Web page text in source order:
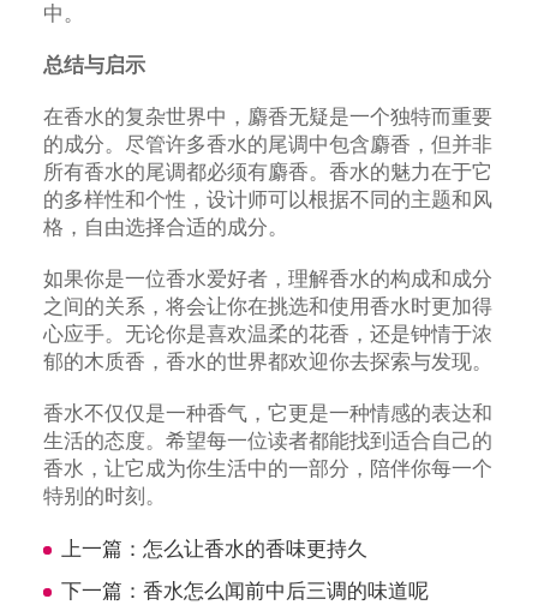
中。
总结与启示
在香水的复杂世界中，麝香无疑是一个独特而重要
的成分。尽管许多香水的尾调中包含麝香，但并非
所有香水的尾调都必须有麝香。香水的魅力在于它
的多样性和个性，设计师可以根据不同的主题和风
格，自由选择合适的成分。
如果你是一位香水爱好者，理解香水的构成和成分
之间的关系，将会让你在挑选和使用香水时更加得
心应手。无论你是喜欢温柔的花香，还是钟情于浓
郁的木质香，香水的世界都欢迎你去探索与发现。
香水不仅仅是一种香气，它更是一种情感的表达和
生活的态度。希望每一位读者都能找到适合自己的
香水，让它成为你生活中的一部分，陪伴你每一个
特别的时刻。
上一篇： 怎么让香水的香味更持久
下一篇： 香水怎么闻前中后三调的味道呢